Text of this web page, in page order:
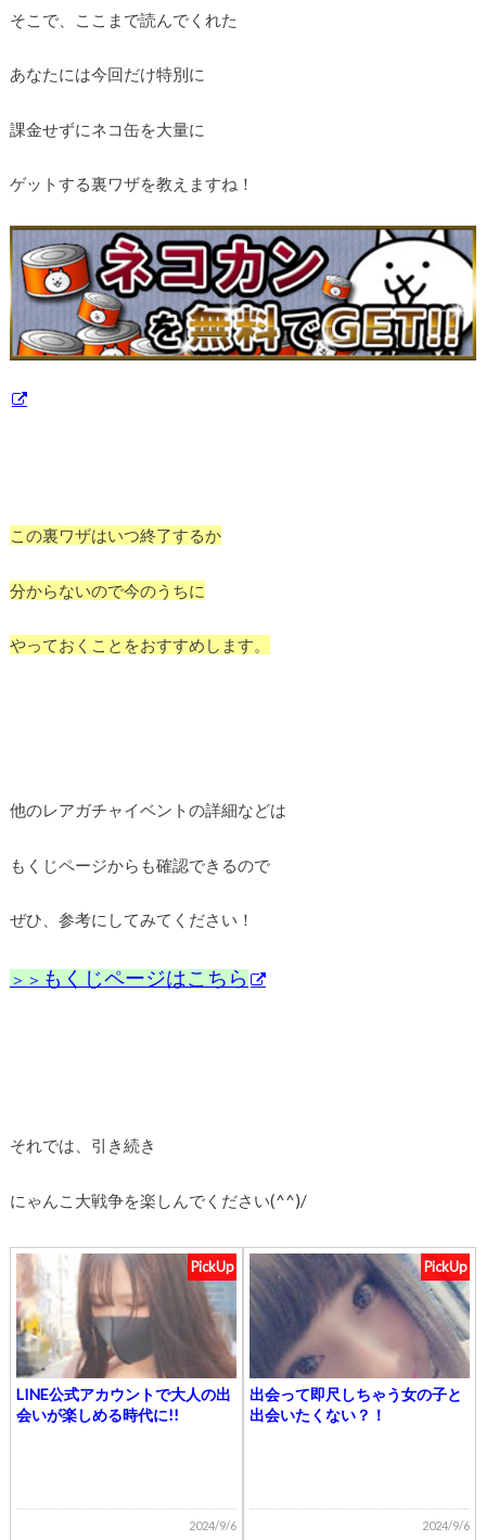
そこで、ここまで読んでくれた
あなたには今回だけ特別に
課金せずにネコ缶を大量に
ゲットする裏ワザを教えますね！
この裏ワザはいつ終了するか
分からないので今のうちに
やっておくことをおすすめします。
他のレアガチャイベントの詳細などは
もくじページからも確認できるので
ぜひ、参考にしてみてください！
＞＞ もくじページはこちら
それでは、引き続き
にゃんこ大戦争を楽しんでください(^^)/
PickUp
LINE公式アカウントで大人の出
会いが楽しめる時代に!!
2024/9/6
PickUp
出会って即尺しちゃう女の子と
出会いたくない？！
2024/9/6